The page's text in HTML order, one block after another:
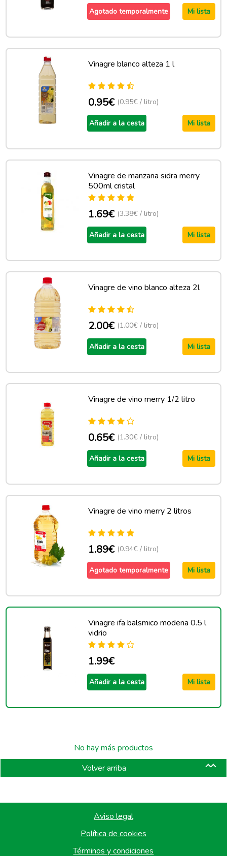
Agotado temporalmente Mi lista
Vinagre blanco alteza 1 l
0.95€ (0.95€ / litro)
Añadir a la cesta Mi lista
Vinagre de manzana sidra merry
500ml cristal
1.69€ (3.38€ / litro)
Añadir a la cesta Mi lista
Vinagre de vino blanco alteza 2l
2.00€ (1.00€ / litro)
Añadir a la cesta Mi lista
Vinagre de vino merry 1/2 litro
0.65€ (1.30€ / litro)
Añadir a la cesta Mi lista
Vinagre de vino merry 2 litros
1.89€ (0.94€ / litro)
Agotado temporalmente Mi lista
Vinagre ifa balsmico modena 0.5 l
vidrio
1.99€
Añadir a la cesta Mi lista
No hay más productos
Volver arriba
Aviso legal
Política de cookies
Términos y condiciones